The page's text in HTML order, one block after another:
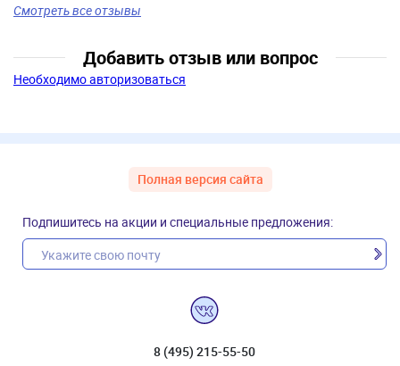
Смотреть все отзывы
Добавить отзыв или вопрос
Необходимо авторизоваться
Полная версия сайта
Подпишитесь на акции и специальные предложения:
8 (495) 215-55-50